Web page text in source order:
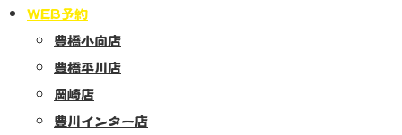
WEB予約
豊橋小向店
豊橋平川店
岡崎店
豊川インター店